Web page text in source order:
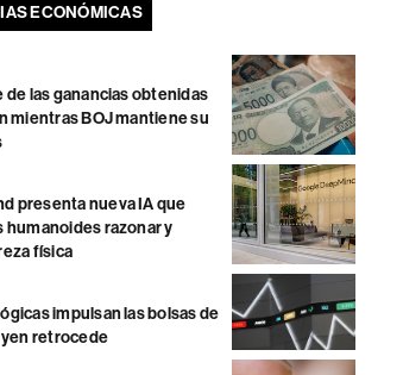
ECONÓMICAS
de las ganancias obtenidas
mientras BOJ mantiene su
presenta nueva IA que
humanoides razonar y
física
impulsan las bolsas de
retrocede